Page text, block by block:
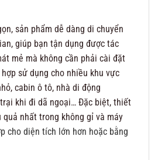
sản phẩm dễ dàng di chuyển
giúp bạn tận dụng được tác
mẻ mà không cần phải cài đặt
sử dụng cho nhiều khu vực
cabin ô tô, nhà di động
khi đi dã ngoại… Đặc biệt, thiết
quả nhất trong không gỉ và máy
cho diện tích lớn hơn hoặc bằng